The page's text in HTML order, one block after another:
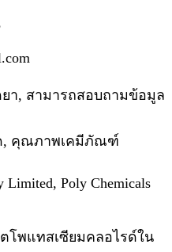
า, สามารถสอบถามข้อมูล
, คุณภาพเคมีภัณฑ์
Limited, Poly Chemicals
โพแทสเซียมคลอไรด์ใน